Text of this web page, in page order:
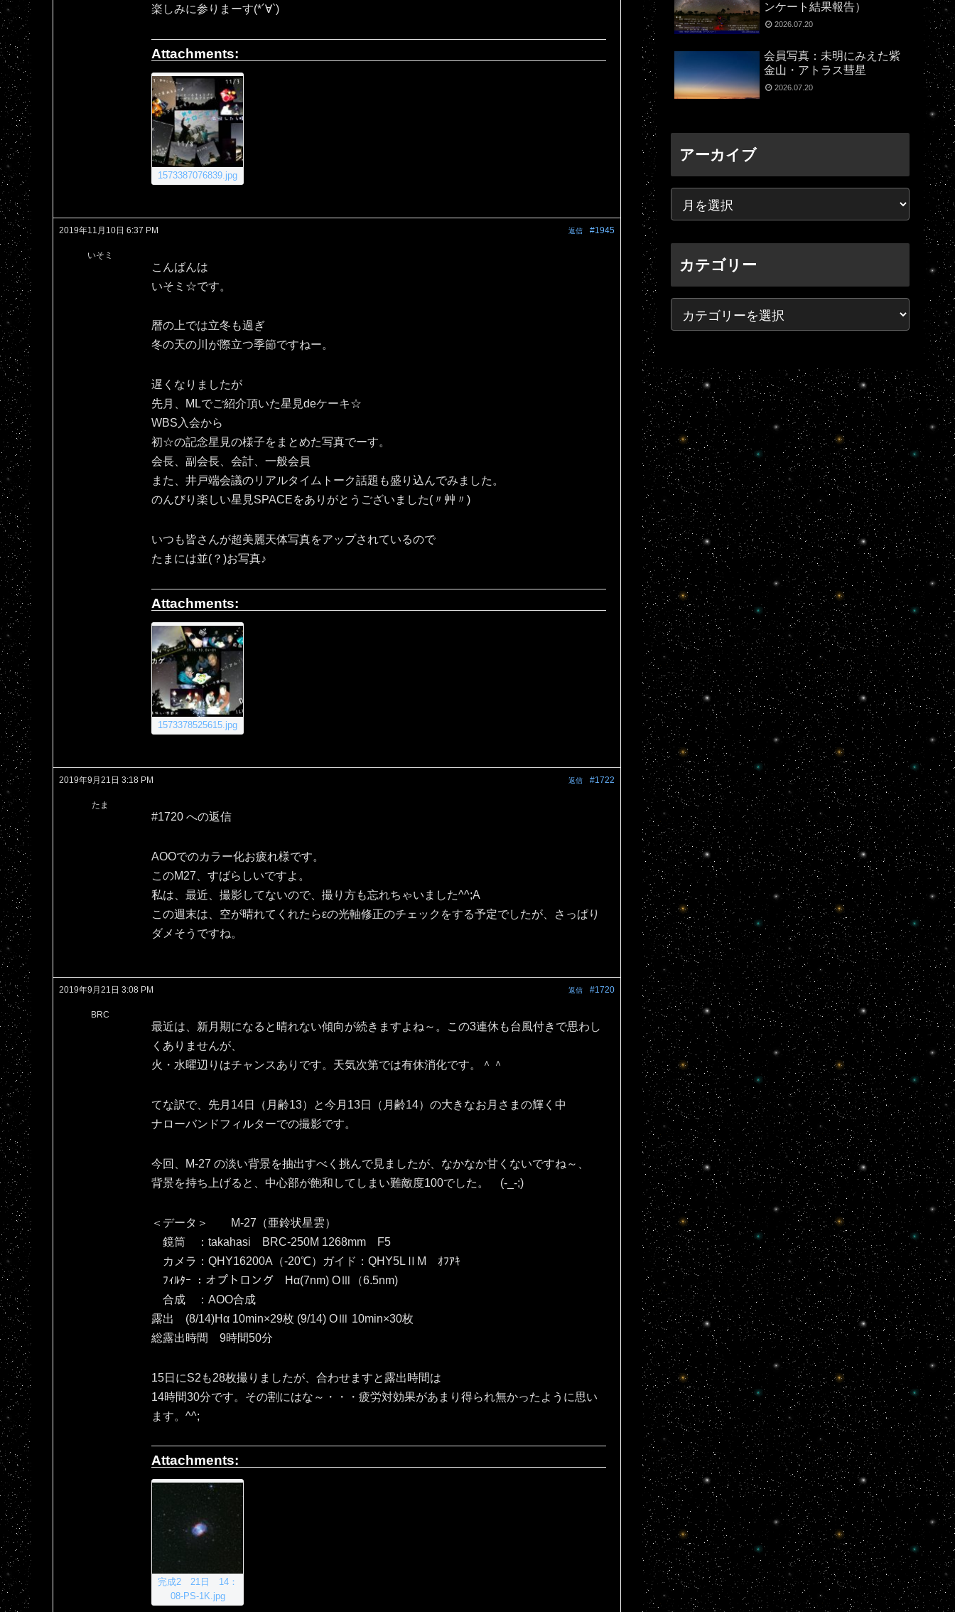
楽しみに参りまーす(*´∀`)
Attachments:
1573387076839.jpg
2019年11月10日 6:37 PM #1945
返信
いそミ
こんばんは
いそミ☆です。
暦の上では立冬も過ぎ
冬の天の川が際立つ季節ですねー。
遅くなりましたが
先月、MLでご紹介頂いた星見deケーキ☆
WBS入会から
初☆の記念星見の様子をまとめた写真でーす。
会長、副会長、会計、一般会員
また、井戸端会議のリアルタイムトーク話題も盛り込んでみました。
のんびり楽しい星見SPACEをありがとうございました(〃艸〃)
いつも皆さんが超美麗天体写真をアップされているので
たまには並(？)お写真♪
Attachments:
1573378525615.jpg
2019年9月21日 3:18 PM #1722
返信
たま
#1720 への返信
AOOでのカラー化お疲れ様です。
このM27、すばらしいですよ。
私は、最近、撮影してないので、撮り方も忘れちゃいました^^;A
この週末は、空が晴れてくれたらεの光軸修正のチェックをする予定でしたが、さっぱり
ダメそうですね。
2019年9月21日 3:08 PM #1720
返信
BRC
最近は、新月期になると晴れない傾向が続きますよね～。この3連休も台風付きで思わし
くありませんが、
火・水曜辺りはチャンスありです。天気次第では有休消化です。＾＾
てな訳で、先月14日（月齢13）と今月13日（月齢14）の大きなお月さまの輝く中
ナローバンドフィルターでの撮影です。
今回、M-27 の淡い背景を抽出すべく挑んで見ましたが、なかなか甘くないですね～、
背景を持ち上げると、中心部が飽和してしまい難敵度100でした。 (-_-;)
＜データ＞ M-27（亜鈴状星雲）
鏡筒 ：takahasi BRC-250M 1268mm F5
カメラ：QHY16200A（‐20℃）ガイド：QHY5LⅡM ｵﾌｱｷ
ﾌｨﾙﾀｰ ：オプトロング Hα(7nm) OⅢ（6.5nm)
合成 ：AOO合成
露出 (8/14)Hα 10min×29枚 (9/14) OⅢ 10min×30枚
総露出時間 9時間50分
15日にS2も28枚撮りましたが、合わせますと露出時間は
14時間30分です。その割にはな～・・・疲労対効果があまり得られ無かったように思い
ます。^^;
Attachments:
完成2 21日 14：
08-PS-1K.jpg
ンケート結果報告）
2026.07.20
会員写真：未明にみえた紫
金山・アトラス彗星
2026.07.20
アーカイブ
カテゴリー